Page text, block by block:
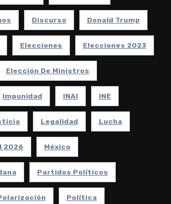
Discurso Donald Trump
Elecciones Elecciones 2023
Elección De Ministros
Impunidad INAI INE
Legalidad Lucha
2026 México
Partidos Políticos
Política